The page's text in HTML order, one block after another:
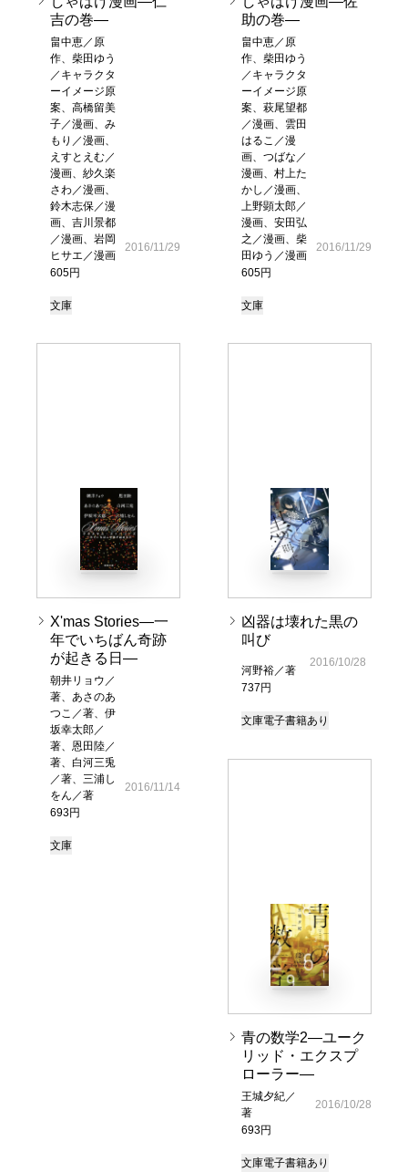
吉の巻―
畠中恵／原
作、柴田ゆう
／キャラクタ
ーイメージ原
案、高橋留美
子／漫画、み
もり／漫画、
えすとえむ／
漫画、紗久楽
さわ／漫画、
鈴木志保／漫
画、吉川景都
／漫画、岩岡
ヒサエ／漫画
605円
2016/11/29
文庫
助の巻―
畠中恵／原
作、柴田ゆう
／キャラクタ
ーイメージ原
案、萩尾望都
／漫画、雲田
はるこ／漫
画、つばな／
漫画、村上た
かし／漫画、
上野顕太郎／
漫画、安田弘
之／漫画、柴
田ゆう／漫画
605円
2016/11/29
文庫
X'mas Stories―一
年でいちばん奇跡
が起きる日―
朝井リョウ／
著、あさのあ
つこ／著、伊
坂幸太郎／
著、恩田陸／
著、白河三兎
／著、三浦し
をん／著
693円
2016/11/14
文庫
凶器は壊れた黒の
叫び
河野裕／著
737円
2016/10/28
文庫電子書籍あり
青の数学2―ユーク
リッド・エクスプ
ローラー―
王城夕紀／
著
693円
2016/10/28
文庫電子書籍あり